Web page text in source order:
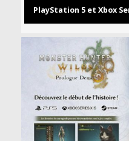
PlayStation 5 et Xbox